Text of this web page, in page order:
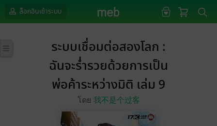
ล็อกอินเข้าระบบ
ระบบเชื่อมต่อสองโลก :
ฉันจะร่ำรวยด้วยการเป็น
พ่อค้าระหว่างมิติ เล่ม 9
โดย 我不是个过客